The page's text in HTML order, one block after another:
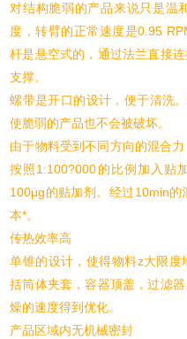
对结构脆弱的产品来说只是温
度，转臂的正常速度是0.95
杆是悬空式的，通过法兰直接
支撑。
螺带是开口的设计，便于清洗
使脆弱的产品也不会被破坏。
由于物料受到不同方向的混合
按照1:100?000的比例加入贴
100μg的贴加剂。经过10min
本*。
传热效率高
单锥的设计，使得物料z大限
括筒体夹套，容器顶盖，过滤
燥的速度得到优化。
产品区域内无机械密封